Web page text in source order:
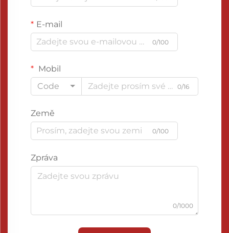
E-mail
0/100
Mobil
Code
0/16
Země
0/100
Zpráva
0/1000